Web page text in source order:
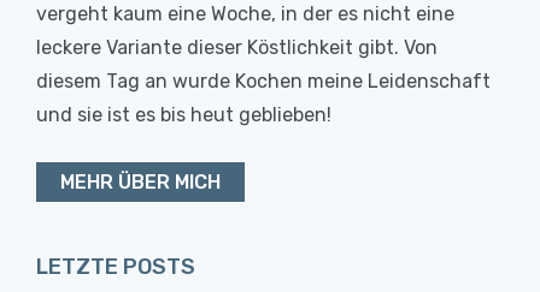
vergeht kaum eine Woche, in der es nicht eine
leckere Variante dieser Köstlichkeit gibt. Von
diesem Tag an wurde Kochen meine Leidenschaft
und sie ist es bis heut geblieben!
MEHR ÜBER MICH
LETZTE POSTS